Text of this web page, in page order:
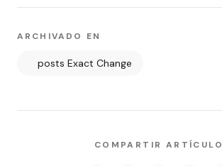
ARCHIVADO EN
posts Exact Change
COMPARTIR ARTÍCULO